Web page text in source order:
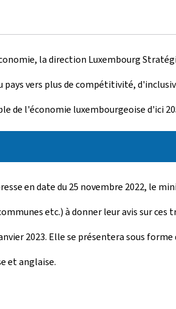
la direction Luxembourg
vers plus de compétitivité,
de l'économie luxembourgeoise d'ici
en date du 25 novembre 2022, le
etc.) à donner leur avis sur ces
2023. Elle se présentera sous
et anglaise.